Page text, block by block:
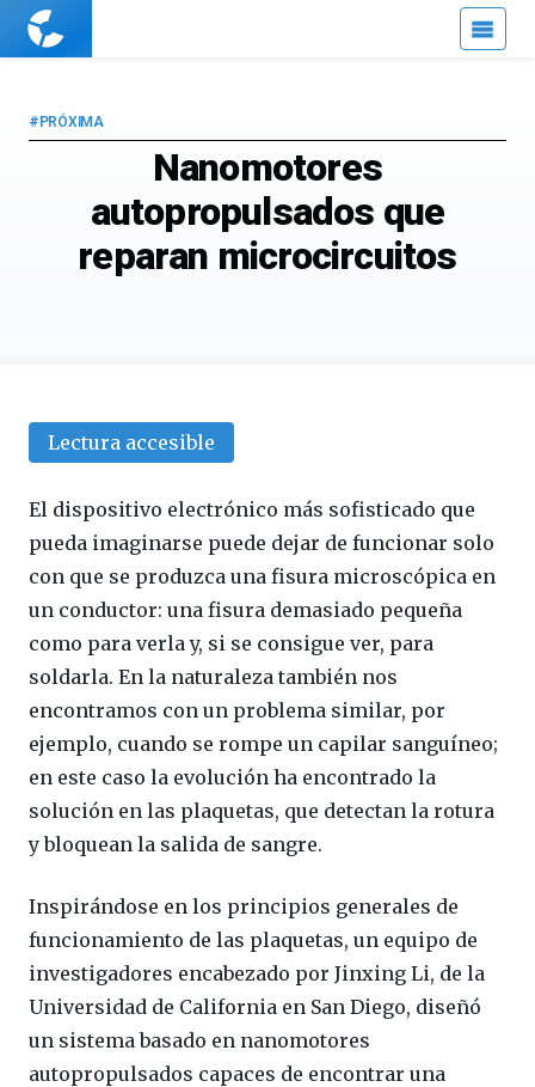
Cuaderno
Nanomotores
autopropulsados que
reparan microcircuitos
#PRÓXIMA
Lectura accesible
El dispositivo electrónico más sofisticado que
pueda imaginarse puede dejar de funcionar solo
con que se produzca una fisura microscópica en
un conductor: una fisura demasiado pequeña
como para verla y, si se consigue ver, para
soldarla. En la naturaleza también nos
encontramos con un problema similar, por
ejemplo, cuando se rompe un capilar sanguíneo;
en este caso la evolución ha encontrado la
solución en las plaquetas, que detectan la rotura
y bloquean la salida de sangre.
Inspirándose en los principios generales de
funcionamiento de las plaquetas, un equipo de
investigadores encabezado por Jinxing Li, de la
Universidad de California en San Diego, diseñó
un sistema basado en nanomotores
autopropulsados capaces de encontrar una